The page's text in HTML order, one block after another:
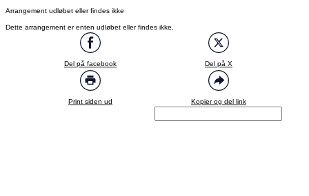
Arrangement udløbet eller findes ikke
Dette arrangement er enten udløbet eller findes ikke.
Del på facebook Del på X
Print siden ud Kopier og del link